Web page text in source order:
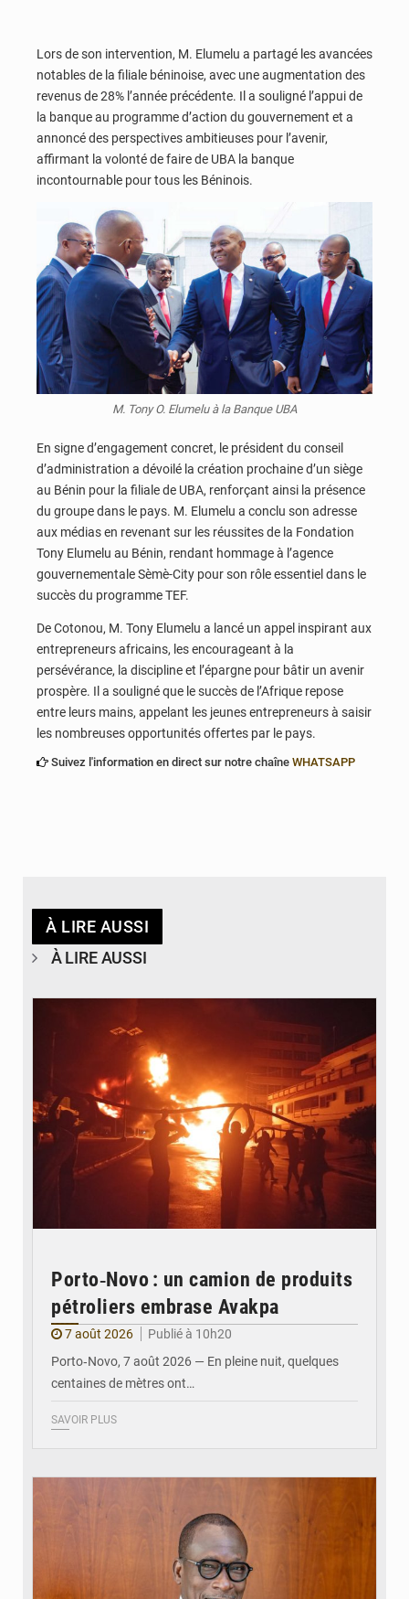
Lors de son intervention, M. Elumelu a partagé les avancées
notables de la filiale béninoise, avec une augmentation des
revenus de 28% l’année précédente. Il a souligné l’appui de
la banque au programme d’action du gouvernement et a
annoncé des perspectives ambitieuses pour l’avenir,
affirmant la volonté de faire de UBA la banque
incontournable pour tous les Béninois.
M. Tony O. Elumelu à la Banque UBA
En signe d’engagement concret, le président du conseil
d’administration a dévoilé la création prochaine d’un siège
au Bénin pour la filiale de UBA, renforçant ainsi la présence
du groupe dans le pays. M. Elumelu a conclu son adresse
aux médias en revenant sur les réussites de la Fondation
Tony Elumelu au Bénin, rendant hommage à l’agence
gouvernementale Sèmè-City pour son rôle essentiel dans le
succès du programme TEF.
De Cotonou, M. Tony Elumelu a lancé un appel inspirant aux
entrepreneurs africains, les encourageant à la
persévérance, la discipline et l’épargne pour bâtir un avenir
prospère. Il a souligné que le succès de l’Afrique repose
entre leurs mains, appelant les jeunes entrepreneurs à saisir
les nombreuses opportunités offertes par le pays.
Suivez l'information en direct sur notre chaîne WHATSAPP
À LIRE AUSSI
À LIRE AUSSI
Porto‑Novo : un camion de produits
pétroliers embrase Avakpa
7 août 2026
Publié à 10h20
Porto‑Novo, 7 août 2026 — En pleine nuit, quelques
centaines de mètres ont…
SAVOIR PLUS